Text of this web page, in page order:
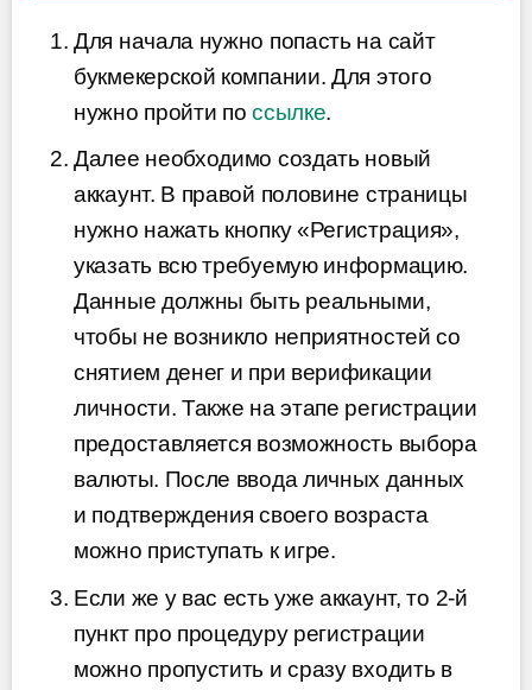
Для начала нужно попасть на сайт
букмекерской компании. Для этого
нужно пройти поссылке.
Далее необходимо создать новый
аккаунт. В правой половине страницы
нужно нажать кнопку «Регистрация»,
указать всю требуемую информацию.
Данные должны быть реальными,
чтобы не возникло неприятностей со
снятием денег и при верификации
личности. Также на этапе регистрации
предоставляется возможность выбора
валюты. После ввода личных данных
и подтверждения своего возраста
можно приступать к игре.
Если же у вас есть уже аккаунт, то 2-й
пункт про процедуру регистрации
можно пропустить и сразу входить в